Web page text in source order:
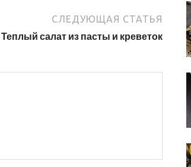
СЛЕДУЮЩАЯ СТАТЬЯ
Теплый салат из пасты и креветок